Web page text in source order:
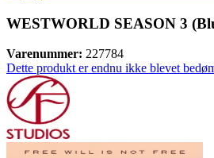
WESTWORLD SEASON 3
Varenummer: 227784
Dette produkt er endnu ikke blevet